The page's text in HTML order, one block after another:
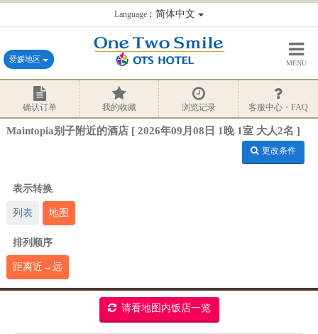
Language：简体中文
爱媛地区 MENU
确认订单 我的收藏 浏览记录 客服中心・FAQ
Maintopia别子附近的酒店 [ 2026年09月08日 1晚 1室 大人2名 ]
更改条件
表示转换
列表 地图
排列顺序
距离近→远
请看地图内饭店一览